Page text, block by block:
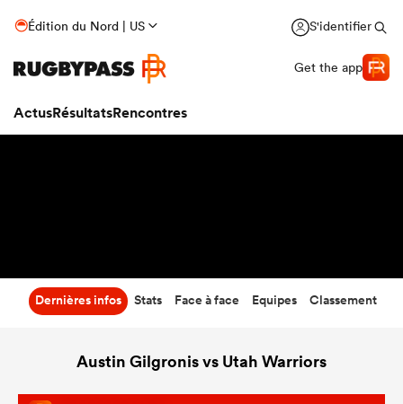
Édition du Nord | US S'identifier
Get the app
ActusRésultatsRencontres
Dernières infos Stats Face à face Equipes Classement
Austin Gilgronis vs Utah Warriors